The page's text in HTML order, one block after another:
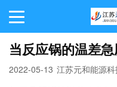
当反应锅的温差
2022-05-13 江苏元和能源